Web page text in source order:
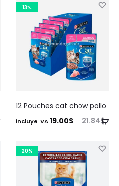
13%
12 Pouches cat chow pollo
21.84$
El
original
era:
21.84$.
19.00$
El
actual
es:
19.00$.
incluye IVA
20%